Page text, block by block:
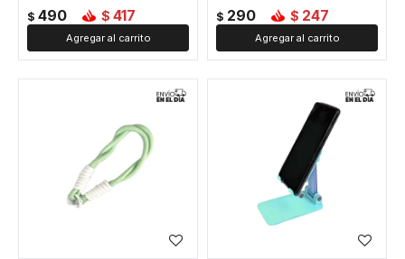
$ 490 $ 417 $ 290 $ 247